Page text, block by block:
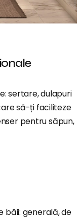
sertare, dulapuri
să-ți faciliteze
pentru săpun,
băii: generală, de